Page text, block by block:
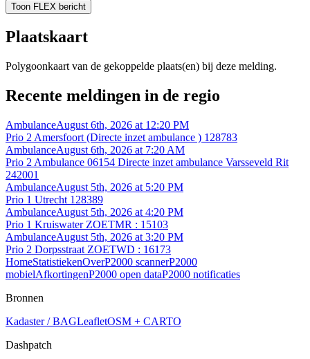
Toon FLEX bericht
Plaatskaart
Polygoonkaart van de gekoppelde plaats(en) bij deze melding.
Recente meldingen in de regio
AmbulanceAugust 6th, 2026 at 12:20 PM
Prio 2 Amersfoort (Directe inzet ambulance ) 128783
AmbulanceAugust 6th, 2026 at 7:20 AM
Prio 2 Ambulance 06154 Directe inzet ambulance Varsseveld Rit
242001
AmbulanceAugust 5th, 2026 at 5:20 PM
Prio 1 Utrecht 128389
AmbulanceAugust 5th, 2026 at 4:20 PM
Prio 1 Kruiswater ZOETMR : 15103
AmbulanceAugust 5th, 2026 at 3:20 PM
Prio 2 Dorpsstraat ZOETWD : 16173
HomeStatistiekenOverP2000 scannerP2000
mobielAfkortingenP2000 open dataP2000 notificaties
Bronnen
Kadaster / BAGLeafletOSM + CARTO
Dashpatch